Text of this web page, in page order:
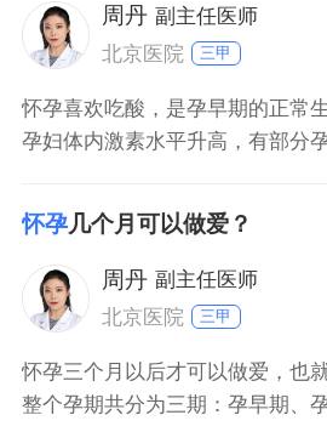
后的4天之内尽量不要同房。
周丹 副主任医师
北京医院
三甲
怀孕喜欢吃酸，是孕早期的正常
孕妇体内激素水平升高，有部分
早孕反应。而且，孕早期大部分
物比较开胃，可以在一定程度上
也是怀孕之后，喜欢吃酸性食物
意休息，饮食
怀孕几个月可以做爱？
周丹 副主任医师
北京医院
三甲
怀孕三个月以后才可以做爱，也
整个孕期共分为三期：孕早期、